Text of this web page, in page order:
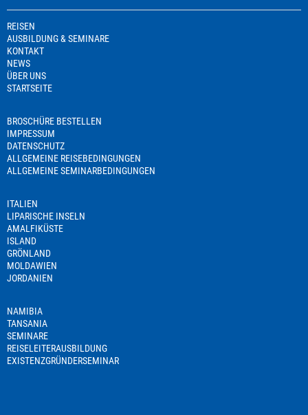
REISEN
AUSBILDUNG & SEMINARE
KONTAKT
NEWS
ÜBER UNS
STARTSEITE
BROSCHÜRE BESTELLEN
IMPRESSUM
DATENSCHUTZ
ALLGEMEINE REISEBEDINGUNGEN
ALLGEMEINE SEMINARBEDINGUNGEN
ITALIEN
LIPARISCHE INSELN
AMALFIKÜSTE
ISLAND
GRÖNLAND
MOLDAWIEN
JORDANIEN
NAMIBIA
TANSANIA
SEMINARE
REISELEITERAUSBILDUNG
EXISTENZGRÜNDERSEMINAR